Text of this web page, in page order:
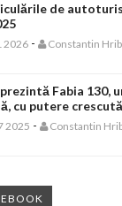
de
2026 - Constantin
Fabia 130,
cu putere crescută
2025 - Constantin